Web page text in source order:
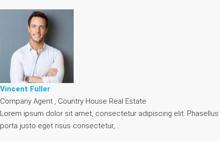
Vincent Fuller
Company Agent , Country House Real Estate
Lorem ipsum dolor sit amet, consectetur adipiscing elit. Phasellus
porta justo eget risus consectetur,…